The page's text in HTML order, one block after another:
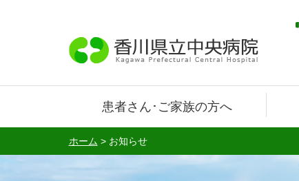
患者さん･ご家族の方へ
ホーム > お知らせ